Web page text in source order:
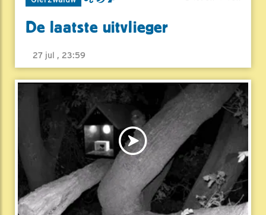
De laatste uitvlieger
27 jul , 23:59